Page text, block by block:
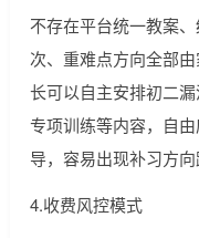
不存在平台统一教案
次、重难点方向全部
长可以自主安排初二
专项训练等内容，自
导，容易出现补习方
4.收费风控模式